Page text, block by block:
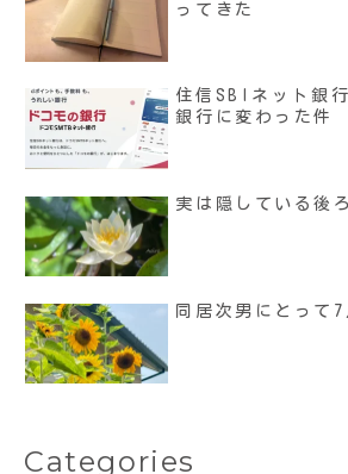
ってきた
住信SBIネット銀
銀行に変わった件
実は隠している後
同居次男にとって7
Categories